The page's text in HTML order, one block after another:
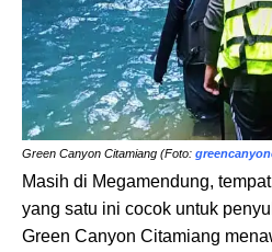
Green Canyon Citamiang (Foto:
Masih di Megamendung,
yang satu ini cocok untuk
Green Canyon Citamiang